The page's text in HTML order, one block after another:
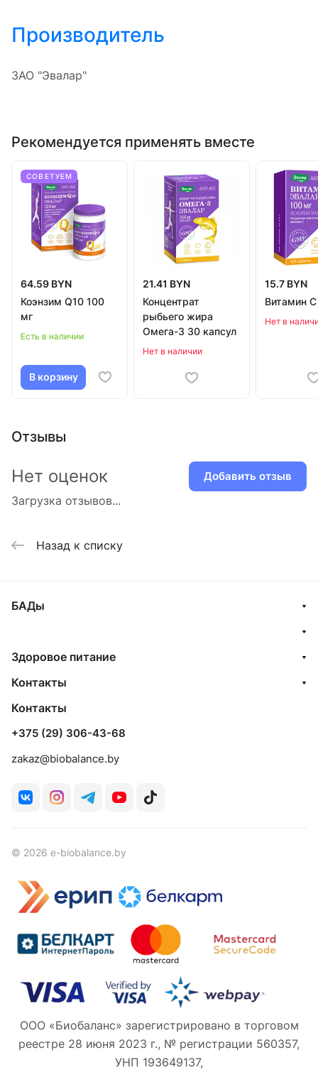
Производитель
ЗАО "Эвалар"
Рекомендуется применять вместе
СОВЕТУЕМ
64.59 BYN
Коэнзим Q10 100
мг
Есть в наличии
В корзину
21.41 BYN
Концентрат
рыбьего жира
Омега-3 30 капсул
Нет в наличии
15.7 BYN
Витамин
Нет в
Отзывы
Загрузка отзывов...
Нет оценок Добавить отзыв
Назад к списку
БАДы
Здоровое питание
Контакты
Контакты
+375 (29) 306-43-68
zakaz@biobalance.by
© 2026 e-biobalance.by
ООО «Биобаланс» зарегистрировано в торговом
реестре 28 июня 2023 г., № регистрации 560357,
УНП 193649137,